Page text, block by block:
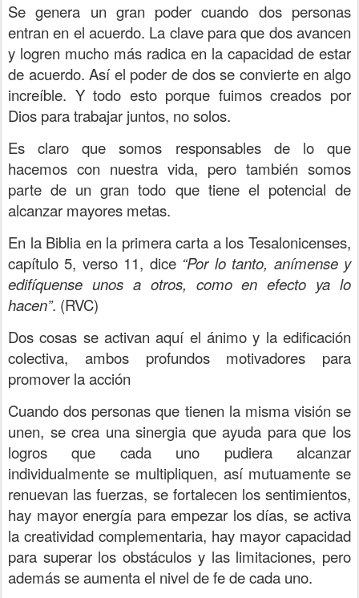
Se genera un gran poder cuando dos personas
entran en el acuerdo. La clave para que dos avancen
y logren mucho más radica en la capacidad de estar
de acuerdo. Así el poder de dos se convierte en algo
increíble. Y todo esto porque fuimos creados por
Dios para trabajar juntos, no solos.
Es claro que somos responsables de lo que
hacemos con nuestra vida, pero también somos
parte de un gran todo que tiene el potencial de
alcanzar mayores metas.
En la Biblia en la primera carta a los Tesalonicenses,
capítulo 5, verso 11, dice “Por lo tanto, anímense y
edifíquense unos a otros, como en efecto ya lo
hacen”. (RVC)
Dos cosas se activan aquí el ánimo y la edificación
colectiva, ambos profundos motivadores para
promover la acción
Cuando dos personas que tienen la misma visión se
unen, se crea una sinergia que ayuda para que los
logros que cada uno pudiera alcanzar
individualmente se multipliquen, así mutuamente se
renuevan las fuerzas, se fortalecen los sentimientos,
hay mayor energía para empezar los días, se activa
la creatividad complementaria, hay mayor capacidad
para superar los obstáculos y las limitaciones, pero
además se aumenta el nivel de fe de cada uno.